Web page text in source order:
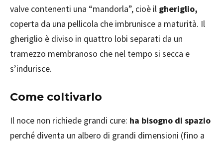
valve contenenti una “mandorla”, cioè il gheriglio,
coperta da una pellicola che imbrunisce a maturità. Il
gheriglio è diviso in quattro lobi separati da un
tramezzo membranoso che nel tempo si secca e
s’indurisce.
Come coltivarlo
Il noce non richiede grandi cure: ha bisogno di spazio
perché diventa un albero di grandi dimensioni (fino a